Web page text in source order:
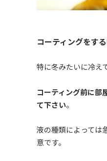
コーティングをす
特に冬みたいに冷え
コーティング前に
て下さい。
液の種類によっては
意です。